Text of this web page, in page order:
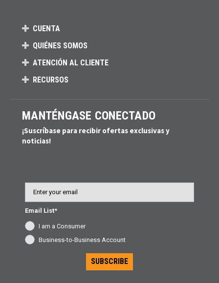
CUENTA
QUIÉNES SOMOS
ATENCIÓN AL CLIENTE
RECURSOS
MANTÉNGASE CONECTADO
¡Suscríbase para recibir ofertas exclusivas y
noticias!
Email List*
I am a Consumer
Business-to-Business Account
SUBSCRIBE